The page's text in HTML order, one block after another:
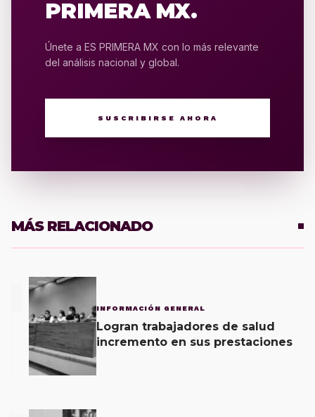
PRIMERA MX.
Únete a ES PRIMERA MX con lo más relevante
del análisis nacional y global.
SUSCRIBIRSE AHORA
MÁS RELACIONADO
INFORMACIÓN GENERAL
Logran trabajadores de salud
incremento en sus prestaciones